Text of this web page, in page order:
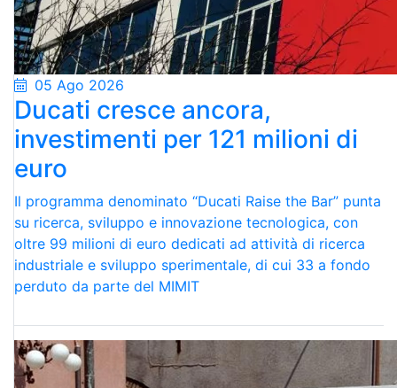
05 Ago 2026
Ducati cresce ancora,
investimenti per 121 milioni di
euro
Il programma denominato “Ducati Raise the Bar” punta
su ricerca, sviluppo e innovazione tecnologica, con
oltre 99 milioni di euro dedicati ad attività di ricerca
industriale e sviluppo sperimentale, di cui 33 a fondo
perduto da parte del MIMIT